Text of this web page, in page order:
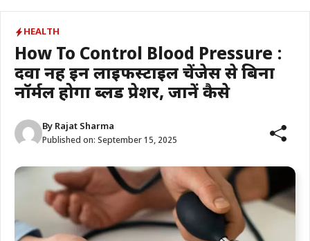
HEALTH
How To Control Blood Pressure :
दवा नहीं इन लाइफस्टाइल चेंजेस से बिना
नॉर्मल होगा ब्लड प्रेशर, जानें कैसे
By Rajat Sharma
Published on: September 15, 2025